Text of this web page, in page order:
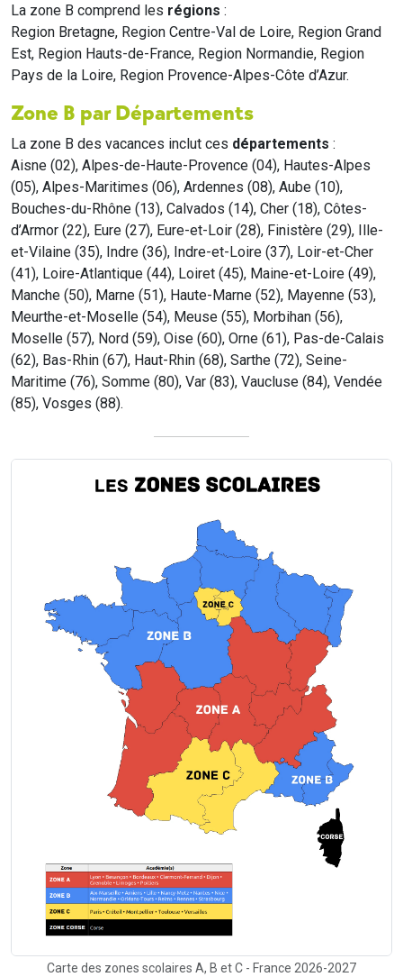
La zone B comprend les régions :
Region Bretagne, Region Centre-Val de Loire, Region Grand
Est, Region Hauts-de-France, Region Normandie, Region
Pays de la Loire, Region Provence-Alpes-Côte d’Azur.
Zone B par Départements
La zone B des vacances inclut ces départements :
Aisne (02), Alpes-de-Haute-Provence (04), Hautes-Alpes
(05), Alpes-Maritimes (06), Ardennes (08), Aube (10),
Bouches-du-Rhône (13), Calvados (14), Cher (18), Côtes-
d’Armor (22), Eure (27), Eure-et-Loir (28), Finistère (29), Ille-
et-Vilaine (35), Indre (36), Indre-et-Loire (37), Loir-et-Cher
(41), Loire-Atlantique (44), Loiret (45), Maine-et-Loire (49),
Manche (50), Marne (51), Haute-Marne (52), Mayenne (53),
Meurthe-et-Moselle (54), Meuse (55), Morbihan (56),
Moselle (57), Nord (59), Oise (60), Orne (61), Pas-de-Calais
(62), Bas-Rhin (67), Haut-Rhin (68), Sarthe (72), Seine-
Maritime (76), Somme (80), Var (83), Vaucluse (84), Vendée
(85), Vosges (88).
Carte des zones scolaires A, B et C - France 2026-2027